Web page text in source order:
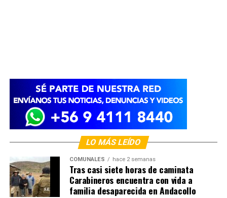
LO MÁS LEÍDO
COMUNALES hace 2 semanas
Tras casi siete horas de caminata
Carabineros encuentra con vida a
familia desaparecida en Andacollo